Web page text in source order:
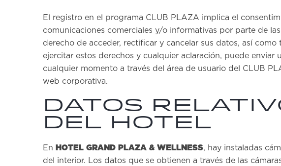
El registro en el programa CLUB PLAZA implica el
comunicaciones comerciales y/o informativas por parte de
derecho de acceder, rectificar y cancelar sus datos, así
ejercitar estos derechos y cualquier aclaración, puede enviar
cualquier momento a través del área de usuario del CLUB
web corporativa.
Datos
del hotel
En HOTEL GRAND PLAZA & WELLNESS, hay instaladas
del interior. Los datos que se obtienen a través de las